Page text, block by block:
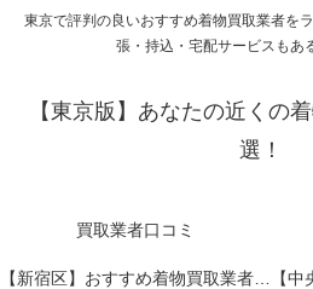
東京で評判の良いおすすめ着物買取業者を
張・持込・宅配サービスもあ
【東京版】あなたの近くの
選！
買取業者口コミ
【新宿区】おすすめ着物買取業者ランキングTOP10！